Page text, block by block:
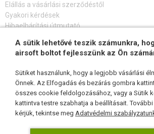
Elállás a vásárlási szerződéstől
Gyakori kérdések
Hibaelhárítási útmutató
FELIRATKOZÁS HÍRLEVÉLRE
KÖVESSEN MINKET
A sütik lehetővé teszik számunkra,
airsoft boltot fejlesszünk az Ön
Sütiket használunk, hogy a legjobb vásárlási
Önnek. Az Elfogadás és bezárás gombra
összes cookie feldolgozásához, vagy a Sütik
kattintva testre szabhatja a beállításait.
kérjük, tekintse meg Adatvédelmi